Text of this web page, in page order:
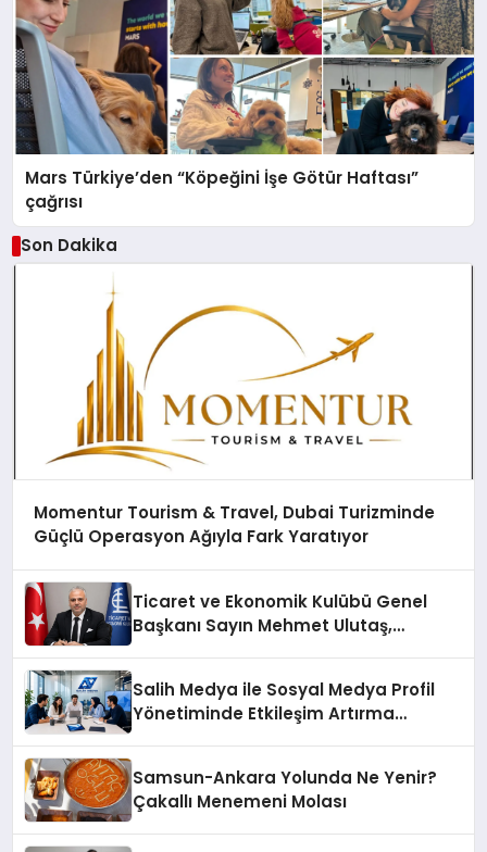
Mars Türkiye’den “Köpeğini İşe Götür Haftası”
çağrısı
Son Dakika
Momentur Tourism & Travel, Dubai Turizminde
Güçlü Operasyon Ağıyla Fark Yaratıyor
Ticaret ve Ekonomik Kulübü Genel
Başkanı Sayın Mehmet Ulutaş,
Salih Medya ile Sosyal Medya Profil
Yönetiminde Etkileşim Artırma
Samsun-Ankara Yolunda Ne Yenir?
Çakallı Menemeni Molası